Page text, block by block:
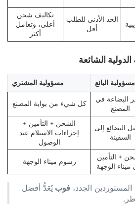
الحد الأدنى للطلب
أقل
تكاليف شحن
أعلى، وتعامل
أكثر
الشائعة
مسؤولية البائع مسؤولية المشتري
البضاعة في
المصنع
كل شيء من بوابة المصنع
البضائع إلى
السفينة
الشحن + التأمين +
إجراءات الاستلام عند
الوصول
+ التأمين
ميناء الوجهة
رسوم ميناء الوجهة
الجدد، فوبيُعَدُّ أفضل